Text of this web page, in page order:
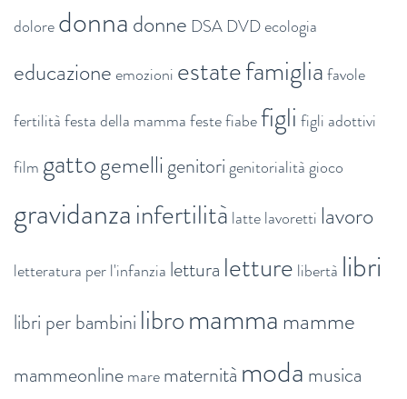
doloredonnadonne DSA DVDecologia
educazioneemozioni estatefamigliafavole
fertilitàfesta della mammafestefiabefigli figli adottivi
film gattogemelligenitorigenitorialitàgioco
gravidanzainfertilità lattelavoretti lavoro
letteratura per l'infanzia lettura letture libertà libri
libri per bambini libromamma mamme
mammeonlinemarematernità moda musica